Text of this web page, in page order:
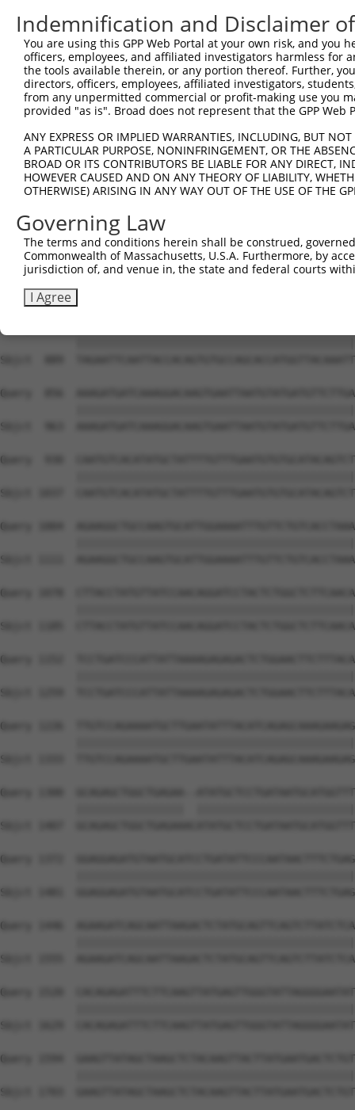
Indemnification and Disclaimer
You are using this GPP Web Portal at your own risk, and
officers, employees, and affiliated investigators harmless for
the tools available therein, or any portion thereof. Further,
directors, officers, employees, affiliated investigators,
from any unpermitted commercial or profit-making use you
provided "as is". Broad does not represent that the GPP
ANY EXPRESS OR IMPLIED WARRANTIES, INCLUDING, BUT
A PARTICULAR PURPOSE, NONINFRINGEMENT, OR THE
BROAD OR ITS CONTRIBUTORS BE LIABLE FOR ANY DIRECT,
HOWEVER CAUSED AND ON ANY THEORY OF LIABILITY,
OTHERWISE) ARISING IN ANY WAY OUT OF THE USE OF THE
Governing Law
The terms and conditions herein shall be construed,
Commonwealth of Massachusetts, U.S.A. Furthermore, by
jurisdiction of, and venue in, the state and federal courts
I Agree